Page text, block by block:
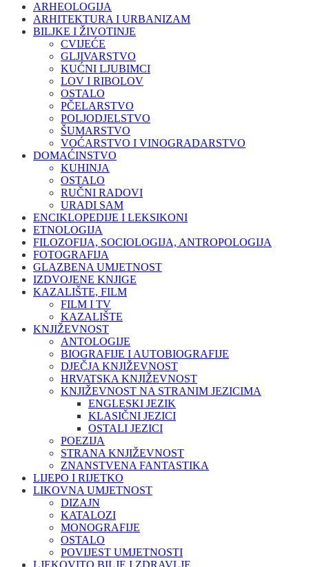
ARHEOLOGIJA
ARHITEKTURA I URBANIZAM
BILJKE I ŽIVOTINJE
CVIJEĆE
GLJIVARSTVO
KUĆNI LJUBIMCI
LOV I RIBOLOV
OSTALO
PČELARSTVO
POLJODJELSTVO
ŠUMARSTVO
VOĆARSTVO I VINOGRADARSTVO
DOMAĆINSTVO
KUHINJA
OSTALO
RUČNI RADOVI
URADI SAM
ENCIKLOPEDIJE I LEKSIKONI
ETNOLOGIJA
FILOZOFIJA, SOCIOLOGIJA, ANTROPOLOGIJA
FOTOGRAFIJA
GLAZBENA UMJETNOST
IZDVOJENE KNJIGE
KAZALIŠTE, FILM
FILM I TV
KAZALIŠTE
KNJIŽEVNOST
ANTOLOGIJE
BIOGRAFIJE I AUTOBIOGRAFIJE
DJEČJA KNJIŽEVNOST
HRVATSKA KNJIŽEVNOST
KNJIŽEVNOST NA STRANIM JEZICIMA
ENGLESKI JEZIK
KLASIČNI JEZICI
OSTALI JEZICI
POEZIJA
STRANA KNJIŽEVNOST
ZNANSTVENA FANTASTIKA
LIJEPO I RIJETKO
LIKOVNA UMJETNOST
DIZAJN
KATALOZI
MONOGRAFIJE
OSTALO
POVIJEST UMJETNOSTI